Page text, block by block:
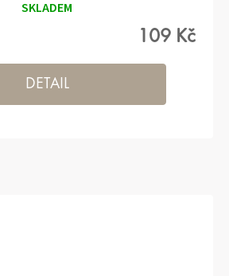
SKLADEM
109 Kč
DETAIL